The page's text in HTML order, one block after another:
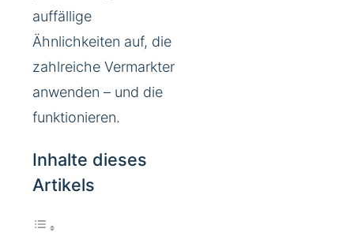
auffällige
Ähnlichkeiten auf, die
zahlreiche Vermarkter
anwenden – und die
funktionieren.
Inhalte dieses
Artikels